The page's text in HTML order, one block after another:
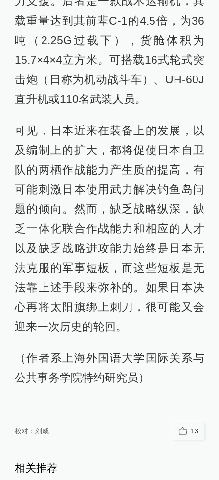
载重量达到其前辈C-1的4.5倍，为36
吨（2.25G过载下），货舱体积为
15.7×4×4立方米。可搭载16式轮式突
击炮（日称为机动战斗车）、UH-60J
直升机或110名武装人员。
可见，日本近来在装备上的发展，以
及编制上的扩大，都将促使日本自卫
队的两栖作战能力产生质的提高，有
可能刺激日本使用武力解决钓鱼岛问
题的倾向。然而，缺乏战略纵深，缺
乏一体化联合作战能力和相应的人才
以及缺乏战略进攻能力始终是日本无
法克服的军事短板，而这些短板是无
法靠上述手段来弥补的。如果日本决
心再将太阳旗绑上刺刀，很可能又会
迎来一次历史的轮回。
（作者系上海外国语大学国际关系与
公共事务学院特约研究员）
校对： 刘威 13
相关推荐